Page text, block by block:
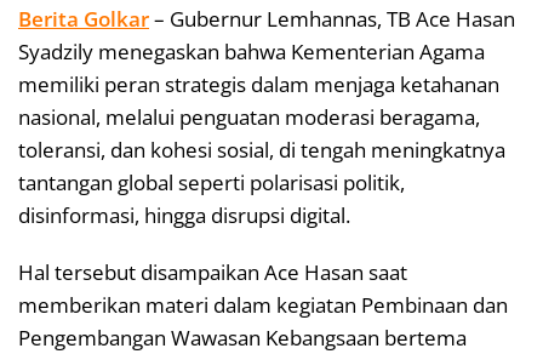
Berita Golkar– Gubernur Lemhannas, TB Ace Hasan
Syadzily menegaskan bahwa Kementerian Agama
memiliki peran strategis dalam menjaga ketahanan
nasional, melalui penguatan moderasi beragama,
toleransi, dan kohesi sosial, di tengah meningkatnya
tantangan global seperti polarisasi politik,
disinformasi, hingga disrupsi digital.
Hal tersebut disampaikan Ace Hasan saat
memberikan materi dalam kegiatan Pembinaan dan
Pengembangan Wawasan Kebangsaan bertema